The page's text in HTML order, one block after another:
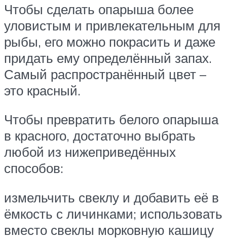
Чтобы сделать опарыша более
уловистым и привлекательным для
рыбы, его можно покрасить и даже
придать ему определённый запах.
Самый распространённый цвет –
это красный.
Чтобы превратить белого опарыша
в красного, достаточно выбрать
любой из нижеприведённых
способов:
измельчить свеклу и добавить её в
ёмкость с личинками; использовать
вместо свеклы морковную кашицу